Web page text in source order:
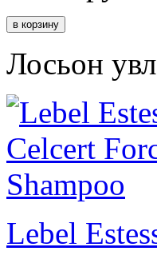
Лосьон
Lebel